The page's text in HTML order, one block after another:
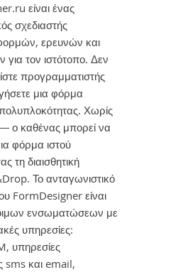
είναι ένας
σχεδιαστής
ερευνών και
τον ιστότοπο. Δεν
προγραμματιστής
μια φόρμα
Χωρίς
ο καθένας μπορεί να
φόρμα ιστού
τη διαισθητική
Το ανταγωνιστικό
FormDesigner είναι
ενσωματώσεων με
υπηρεσίες:
υπηρεσίες
sms και email,